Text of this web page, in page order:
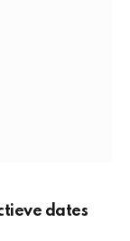
dates